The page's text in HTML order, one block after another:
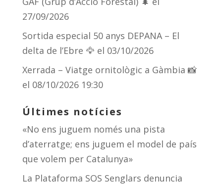
27/09/2026
Sortida especial 50 anys DEPANA – El
delta de l’Ebre 🦅 el 03/10/2026
Xerrada – Viatge ornitològic a Gàmbia 📸
el 08/10/2026 19:30
Últimes notícies
«No ens juguem només una pista
d’aterratge; ens juguem el model de país
que volem per Catalunya»
La Plataforma SOS Senglars denuncia